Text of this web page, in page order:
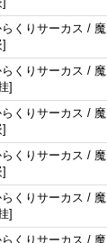
くりサーカス / 魔
くりサーカス / 魔
]
くりサーカス / 魔
くりサーカス / 魔
くりサーカス / 魔
]
くりサーカス / 魔